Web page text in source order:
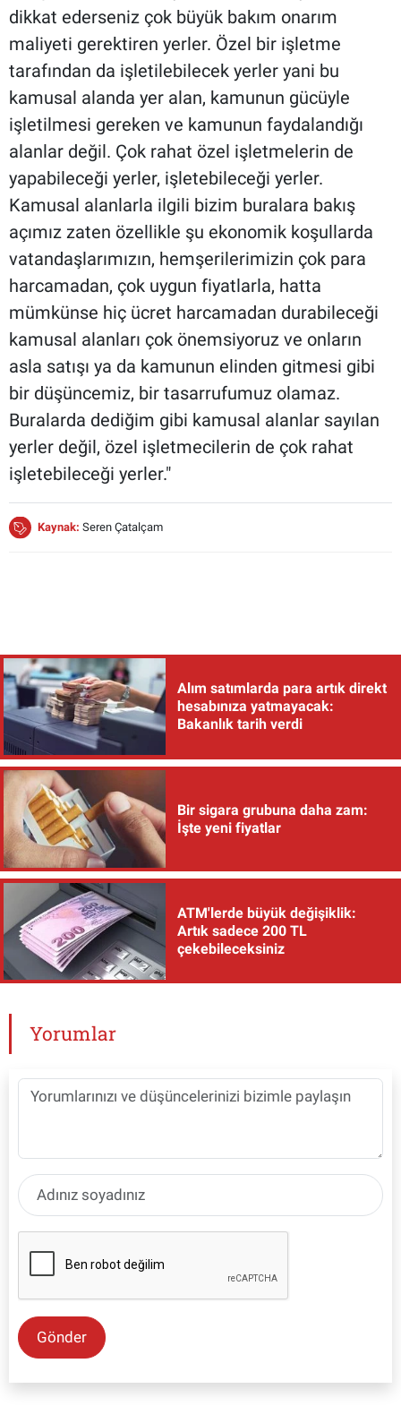
dikkat ederseniz çok büyük bakım onarım
maliyeti gerektiren yerler. Özel bir işletme
tarafından da işletilebilecek yerler yani bu
kamusal alanda yer alan, kamunun gücüyle
işletilmesi gereken ve kamunun faydalandığı
alanlar değil. Çok rahat özel işletmelerin de
yapabileceği yerler, işletebileceği yerler.
Kamusal alanlarla ilgili bizim buralara bakış
açımız zaten özellikle şu ekonomik koşullarda
vatandaşlarımızın, hemşerilerimizin çok para
harcamadan, çok uygun fiyatlarla, hatta
mümkünse hiç ücret harcamadan durabileceği
kamusal alanları çok önemsiyoruz ve onların
asla satışı ya da kamunun elinden gitmesi gibi
bir düşüncemiz, bir tasarrufumuz olamaz.
Buralarda dediğim gibi kamusal alanlar sayılan
yerler değil, özel işletmecilerin de çok rahat
işletebileceği yerler."
Kaynak: Seren Çatalçam
Alım satımlarda para artık direkt
hesabınıza yatmayacak:
Bakanlık tarih verdi
Bir sigara grubuna daha zam:
İşte yeni fiyatlar
ATM'lerde büyük değişiklik:
Artık sadece 200 TL
çekebileceksiniz
Yorumlar
Gönder